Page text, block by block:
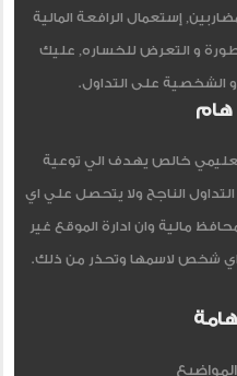
إستعمال الرافعة المالية
و التعرض للخساره, عليك
و الشخصية على التداول.
هام
خالص يهدف الي توعية
التداول الناجح ولا يتحصل علي اي
مالية وان ادارة الموقع غير
شخص لاسمها وتحذر من ذلك.
هامة